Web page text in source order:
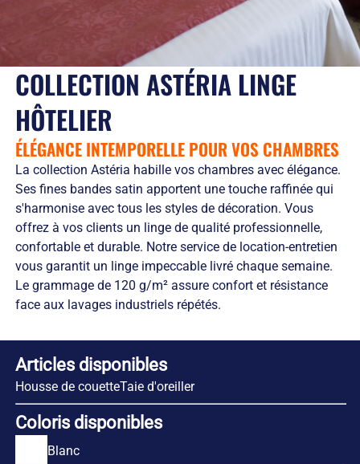
domicile
travail
L’engagement
de
service
L’innovation
textile
Les
équipements
de
protection
individuelle
Entretien
EPI
et
Netexial
Nous
rejoindre
Nos
agences
Ils
nous
font
confiance
RSE
et
développement
durable
recyclage
chez
Hygiène
Fontaines
Vêtement
Salles
Propres
COLLECTION ASTÉRIA LINGE
HÔTELIER
ÉLÉGANCE INTEMPORELLE POUR VOS CHAMBRES
La collection Astéria habille vos chambres avec élégance.
Ses fines bandes satin apportent une touche raffinée qui
s'harmonise avec tous les styles de décoration. Vous
offrez à vos clients un linge de qualité professionnelle,
confortable et durable. Notre service de location-entretien
vous garantit un linge impeccable livré chaque semaine.
Le grammage de 120 g/m² assure confort et résistance
face aux lavages industriels répétés.
Articles disponibles
Housse de couetteTaie d'oreiller
Coloris disponibles
Blanc